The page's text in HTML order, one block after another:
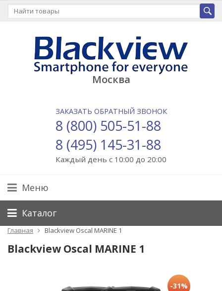
Москва
ЗАКАЗАТЬ ОБРАТНЫЙ ЗВОНОК
8 (800) 505-51-88
8 (495) 145-31-88
Каждый день с 10:00 до 20:00
Меню
Каталог
Главная Blackview Oscal MARINE 1
Blackview Oscal MARINE 1
-31%